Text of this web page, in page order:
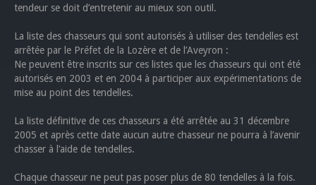
tendeur se doit d’entretenir au mieux son outil.
La liste des chasseurs qui sont autorisés à utiliser des tendelles est
arrêtée par le Préfet de la Lozère et de l’Aveyron :
Ne peuvent être inscrits sur ces listes que les chasseurs qui ont été
autorisés en 2003 et en 2004 à participer aux expérimentations de
mise au point des tendelles.
La liste définitive de ces chasseurs a été arrêtée au 31 décembre
2005 et après cette date aucun autre chasseur ne pourra à l’avenir
chasser à l’aide de tendelles.
Chaque chasseur ne peut pas poser plus de 80 tendelles à la fois.